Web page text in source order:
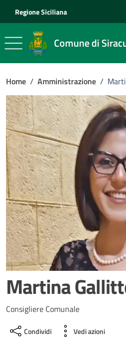
Regione Siciliana
Comune di
Home / Amministrazione /
Martina
Consigliere Comunale
Condividi Vedi azioni